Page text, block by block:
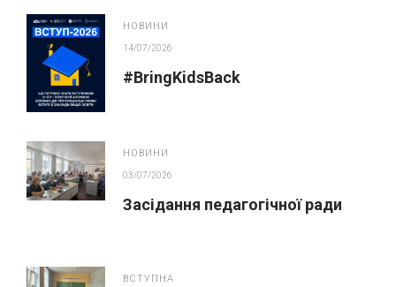
НОВИНИ
14/07/2026
#BringKidsBack
НОВИНИ
03/07/2026
Засідання педагогічної ради
ВСТУПНА